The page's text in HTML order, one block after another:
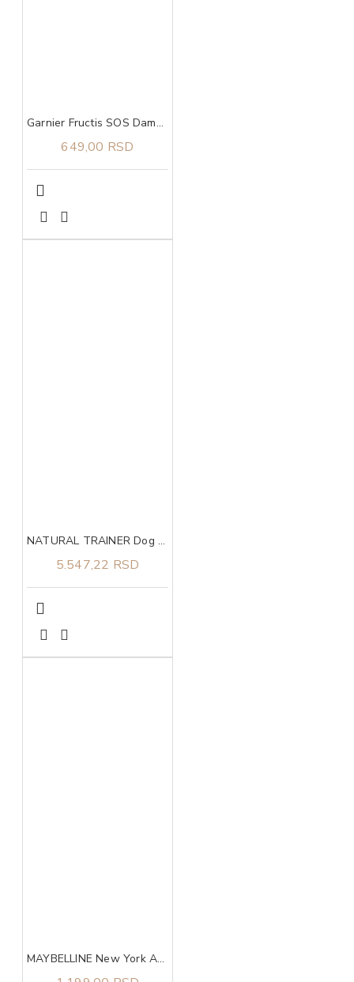
Garnier Fructis SOS Damage Eraser Sprej za oštećenu kosu 150 ml
649,00 RSD
NATURAL TRAINER Dog sa govedinom i pirinčem za odrasle pse malih rasa 7kg
5.547,22 RSD
MAYBELLINE New York Affinitone Tečni puder 24 Golden Beige